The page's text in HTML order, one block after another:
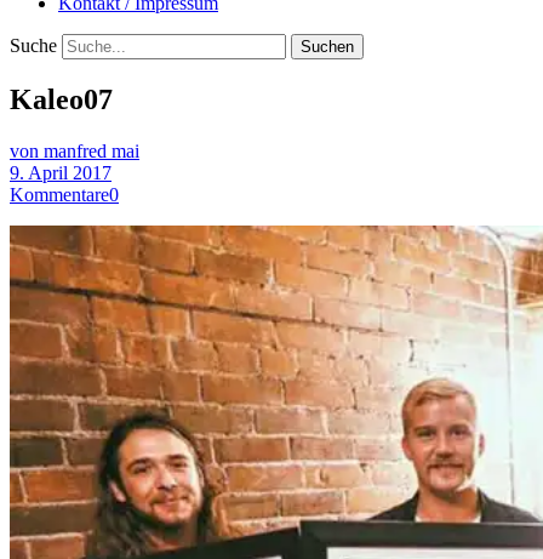
Suche
Kaleo07
von manfred mai
9. April 2017
Kommentare0